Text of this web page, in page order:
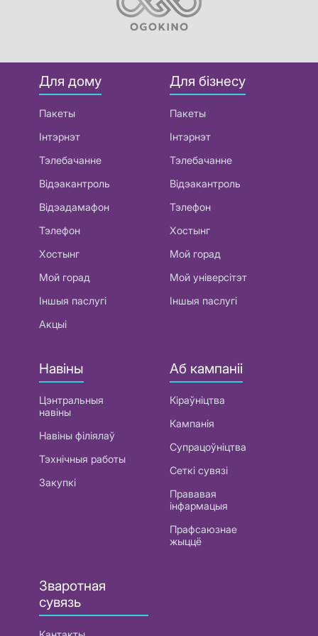
Для дому
Пакеты
Інтэрнэт
Тэлебачанне
Відэакантроль
Відэадамафон
Тэлефон
Хостынг
Мой горад
Іншыя паслугі
Акцыі
Для бізнесу
Пакеты
Інтэрнэт
Тэлебачанне
Відэакантроль
Тэлефон
Хостынг
Мой горад
Мой універсітэт
Іншыя паслугі
Навіны
Цэнтральныя
навіны
Навіны філіялаў
Тэхнічныя работы
Закупкі
Аб кампаніі
Кіраўніцтва
Кампанія
Супрацоўніцтва
Сеткі сувязі
Прававая
інфармацыя
Прафсаюзнае
жыццё
Зваротная
сувязь